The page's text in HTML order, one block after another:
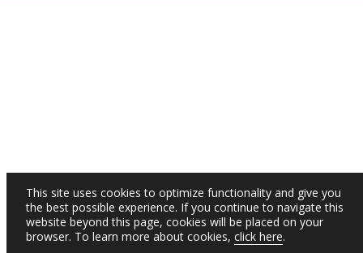
This site uses cookies to optimize functionality and give you
the best possible experience. If you continue to navigate this
website beyond this page, cookies will be placed on your
browser. To learn more about cookies, click here.